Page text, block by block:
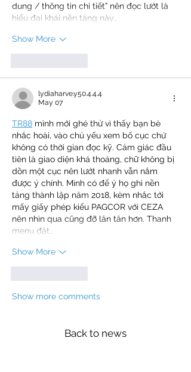
dung / thông tin chi tiết” nên đọc lướt là
hiểu đại khái nền tảng này…
Show More
lydiaharve.y50.4.4.4
May 07
TR88 mình mới ghé thử vì thấy bạn bè
nhắc hoài, vào chủ yếu xem bố cục chứ
không có thời gian đọc kỹ. Cảm giác đầu
tiên là giao diện khá thoáng, chữ không bị
dồn một cục nên lướt nhanh vẫn nắm
được ý chính. Mình có để ý họ ghi nền
tảng thành lập năm 2018, kèm nhắc tới
mấy giấy phép kiểu PAGCOR với CEZA
nên nhìn qua cũng đỡ lăn tăn hơn. Thanh
menu đặt…
Show More
Show more comments
Back to news